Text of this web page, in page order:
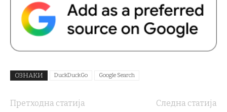
ОЗНАКИ DuckDuckGo Google Search
Претходна статија
Следна статија